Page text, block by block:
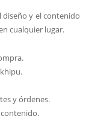
diseño y el contenido
cualquier lugar.
y órdenes.